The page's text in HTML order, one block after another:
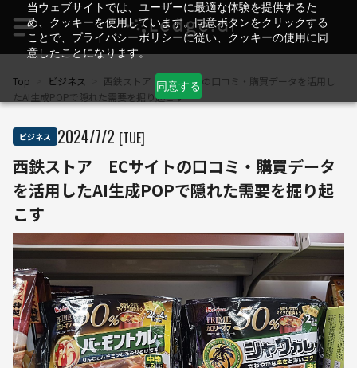
当ウェブサイトでは、ユーザーに最適な体験を提供するた
め、クッキーを使用しています。同意ボタンをクリックする
ことで、プライバシーポリシーに従い、クッキーの使用に同
意したことになります。
同意する
Top ビジネス
西鉄ストア ECサイトの口コミ・購買データを活用し
たAI生成POPで隠れた需要を掘り起こす
ビジネス 2024/7/2 [TUE]
西鉄ストア ECサイトの口コミ・購買データ
を活用したAI生成POPで隠れた需要を掘り起
こす